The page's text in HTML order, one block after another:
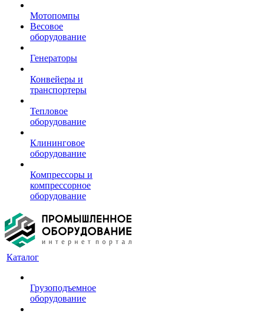
Мотопомпы
Весовое
оборудование
Генераторы
Конвейеры и
транспортеры
Тепловое
оборудование
Клининговое
оборудование
Компрессоры и
компрессорное
оборудование
Каталог
Грузоподъемное
оборудование